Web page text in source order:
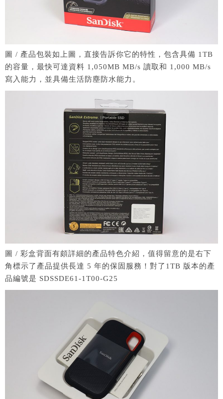
圖 / 產品包裝如上圖，直接告訴你它的特性，包含具備 1TB
的容量，最快可達資料 1,050MB MB/s 讀取和 1,000 MB/s
寫入能力，並具備生活防塵防水能力。
圖 / 彩盒背面有頗詳細的產品特色介紹，值得留意的是右下
角標示了產品提供長達 5 年的保固服務！對了1TB 版本的產
品編號是 SDSSDE61-1T00-G25